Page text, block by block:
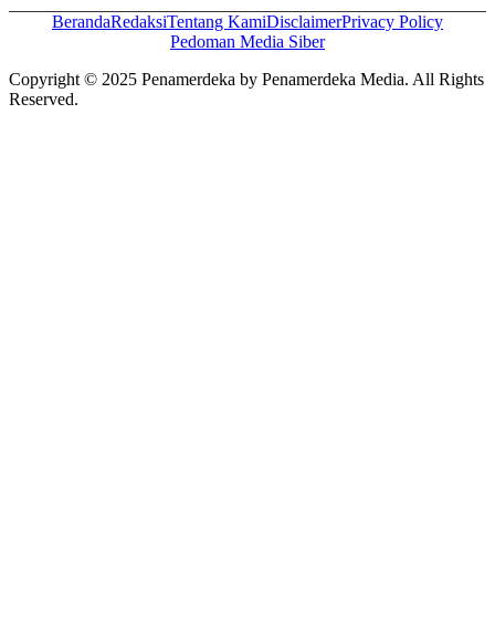
BerandaRedaksiTentang KamiDisclaimerPrivacy Policy
Pedoman Media Siber
Copyright © 2025 Penamerdeka by Penamerdeka Media. All Rights
Reserved.